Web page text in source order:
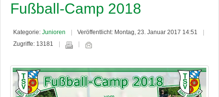
Fußball-Camp 2018
Kategorie: Junioren
Veröffentlicht: Montag, 23. Januar 2017 14:51
Zugriffe: 13181